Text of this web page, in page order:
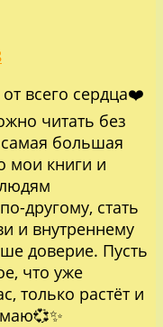
всего сердца❤️
читать без
большая
мои книги и
другому, стать
и внутреннему
доверие. Пусть
что уже
только растёт и